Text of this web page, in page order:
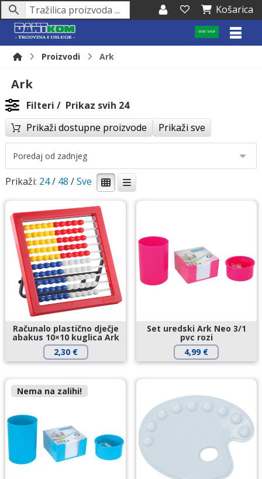
Košarica
WEB SHOP
Proizvodi Ark
Ark
Filteri
Prikaz svih 24
Prikaži dostupne proizvode
Prikaži sve
Prikaži: 24/ 48 /
Računalo plastično dječje
abakus 10×10 kuglica Ark
2,30 €
Set uredski Ark Neo 3/1
pvc rozi
4,99 €
Nema na zalihi!